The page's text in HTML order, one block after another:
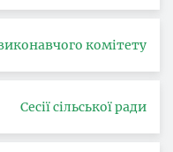
комітету
Сесії сільської ради